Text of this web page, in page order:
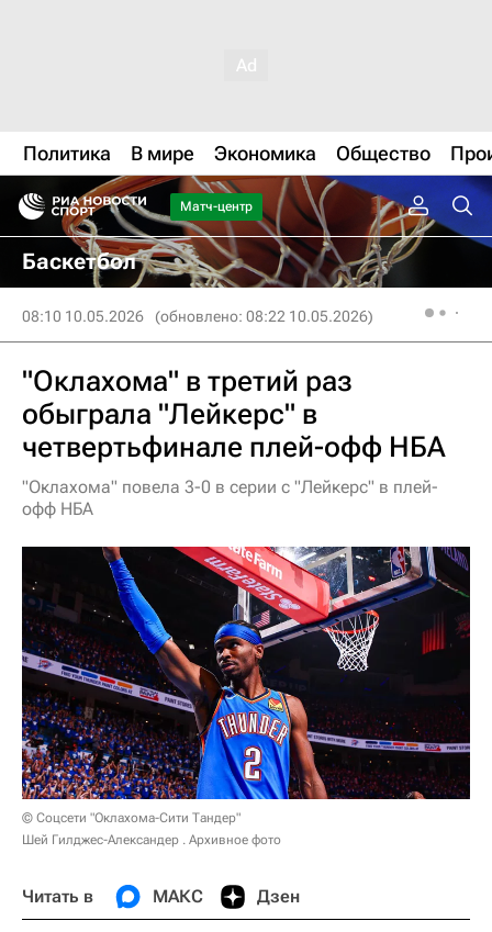
Политика В мире Экономика Общество
Матч-центр
Баскетбол
08:10 10.05.2026 (обновлено: 08:22 10.05.2026)
"Оклахома" в третий раз
обыграла "Лейкерс" в
четвертьфинале плей-офф НБА
"Оклахома" повела 3-0 в серии с "Лейкерс" в плей-
офф НБА
© Соцсети "Оклахома-Сити Тандер"
Шей Гилджес-Александер . Архивное фото
Читать в МАКС Дзен